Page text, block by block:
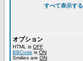
すべて表示する
オプション
HTML is OFF
BBCode is ON
Smilies are ON